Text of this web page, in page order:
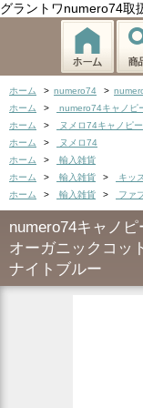
グラントワnumero74取
ホーム > numero74 >
ホーム
>
numero74キャノピ
ホーム
>
ヌメロ74キャノピー
ホーム
>
ヌメロ74
ホーム
>
輸入雑貨
ホーム
> 輸入雑貨 >
キッ
ホーム
> 輸入雑貨 > ファ
numero74キャノピ
オーガニックコッ
ナイトブルー